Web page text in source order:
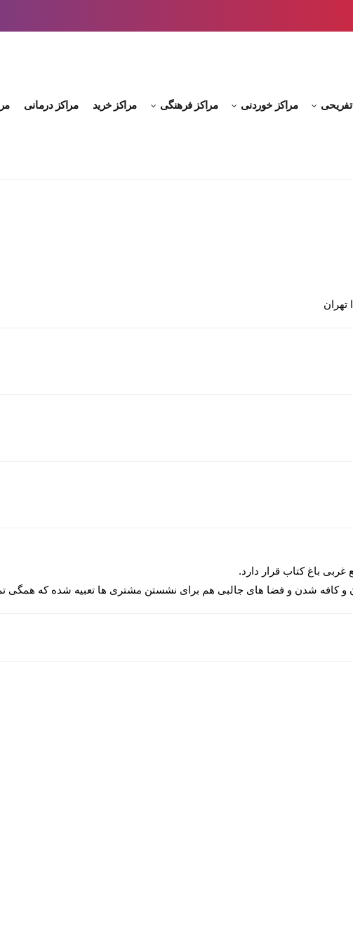
تفریحی مراکز خوردنی مراکز فرهنگی مراکز خرید مراکز درمانی
تهران
باغ کتاب قرار دارد.
و کافه شدن و فضا های جالبی هم برای نشستن مشتری ها تعبیه شده که همگی